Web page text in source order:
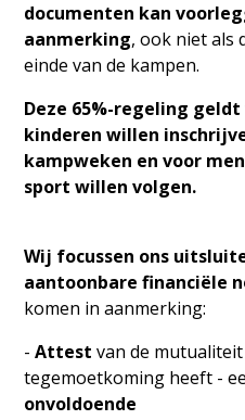
documenten kan
aanmerking, ook niet als
einde van de kampen.
Deze 65%-regeling
kinderen willen
kampweken en voor
sport willen volgen.
Wij focussen ons
aantoonbare financiële
komen in aanmerking:
-Attest van de
tegemoetkoming heeft -
onvoldoende